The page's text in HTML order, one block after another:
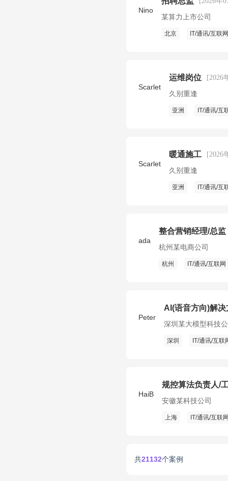
Nino
某算力上市公司
北京 IT/通讯/互联网
Scarlet
运维岗位 [2026
久别重逢
亚洲 IT/通讯/互
Scarlet
暖通施工 [2026
久别重逢
亚洲 IT/通讯/互
ada
整合营销经理/总监
杭州某电商公司
杭州 IT/通讯/互联网
Peter
AI(语音方向)解
深圳某大模型科技
深圳 IT/通讯/互联
HaiB
规控算法负责人/
安徽某科技公司
上海 IT/通讯/互联
共21132个案例